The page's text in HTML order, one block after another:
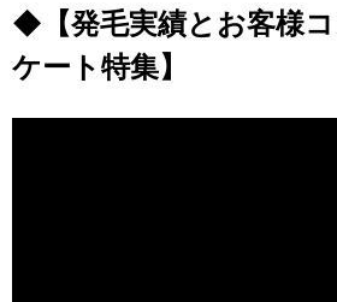
◆ 【発毛実績とお客様
ケート特集】